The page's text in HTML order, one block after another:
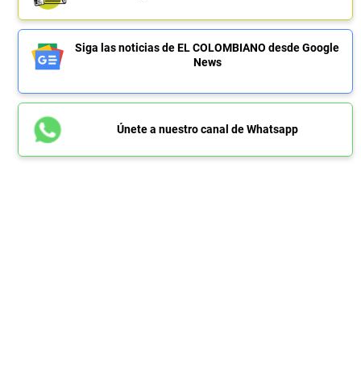
Siga las noticias de EL COLOMBIANO desde Google
News
Únete a nuestro canal de Whatsapp